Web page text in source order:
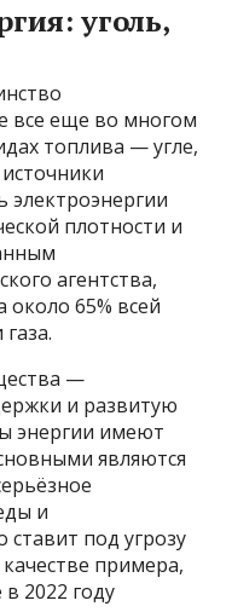
уголь,
все еще во многом
топлива — угле,
плотности и
агентства,
около 65% всей
—
и развитую
энергии имеют
являются
и
ставит под угрозу
примера,
2022 году